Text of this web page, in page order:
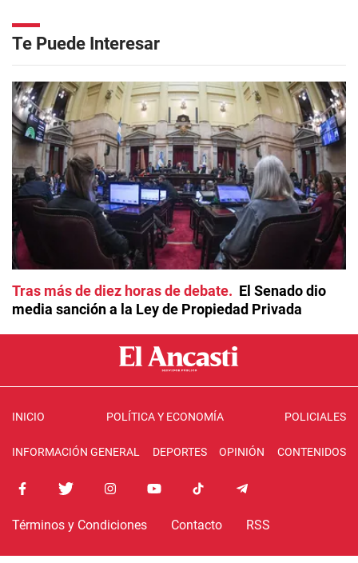
Te Puede Interesar
Tras más de diez horas de debate
El Senado dio
media sanción a la Ley de Propiedad Privada
INICIO POLÍTICA Y ECONOMÍA POLICIALES
INFORMACIÓN GENERAL DEPORTES OPINIÓN CONTENIDOS
Términos y Condiciones Contacto RSS